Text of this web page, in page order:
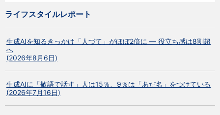
ライフスタイルレポート
生成AIを知るきっかけ「人づて」がほぼ2倍に ― 役立ち感は8割超
へ
(2026年8月6日)
生成AIに「敬語で話す」人は15％、9％は「あだ名」をつけている
(2026年7月16日)